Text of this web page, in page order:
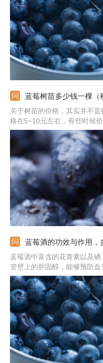
蓝莓树苗多少钱一棵（
关于树苗的价格，其实并不
格在5~10元左右，有些时候
元。购买时数量多的话，整
尽快的栽种，并且前期不要
蓝莓酒的功效与作用，
蓝莓酒中富含的花青素以及
管壁上的胆固醇，能够预防
够增强代谢，可以让脸上的
可以一直癌细胞生长，也能